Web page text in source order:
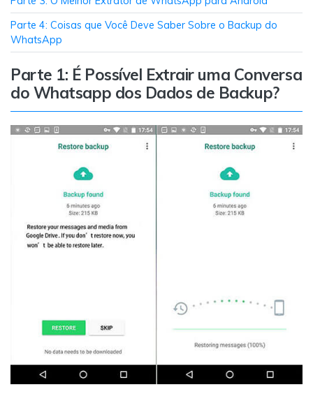
MobileTrans App
Transferir dados do telefone, dados do
WhatsApp e arquivos entre dispositivos.
WeLastseen
e informado.
Parte 4: Coisas que Você Deve Saber Sobre o Backup do
WhatsApp
Parte 1: É Possível Extrair uma Conversa
do Whatsapp dos Dados de Backup?